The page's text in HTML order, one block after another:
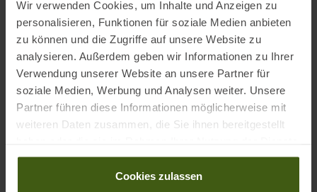
Wir verwenden Cookies, um Inhalte und Anzeigen zu
personalisieren, Funktionen für soziale Medien anbieten
zu können und die Zugriffe auf unsere Website zu
analysieren. Außerdem geben wir Informationen zu Ihrer
Verwendung unserer Website an unsere Partner für
soziale Medien, Werbung und Analysen weiter. Unsere
Partner führen diese Informationen möglicherweise mit
weiteren Daten zusammen, die Sie ihnen bereitgestellt
gesammelt haben.
Cookies zulassen
• Leuchtkraft: 200 Lumen
• Gewicht: 35 g
• Lichtkegel: breit
• Lithium-Ionen-Akku 680 mAh, aufladbar über Micro-USB-
Anschluss, mit Ladeanzeige
• Max. Leuchtdauer (Lumen/Leuchtweite/Leuchtdauer): 6 lm/6
m/50 Std.
• Standard (Lumen/Leuchtweite/Leuchtdauer): 100 lm/23 m/3 Std.
• Rotes Dauerlicht (Lumen/Leuchtweite/Leuchtdauer): 1 lm/2,5